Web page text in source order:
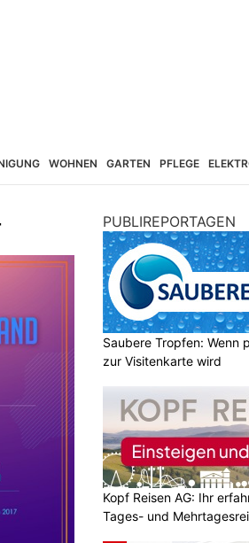
WOHNEN GARTEN PFLEGE
PUBLIREPORTAGEN
Saubere Tropfen: Wenn
zur Visitenkarte wird
Kopf Reisen AG: Ihr
Tages- und